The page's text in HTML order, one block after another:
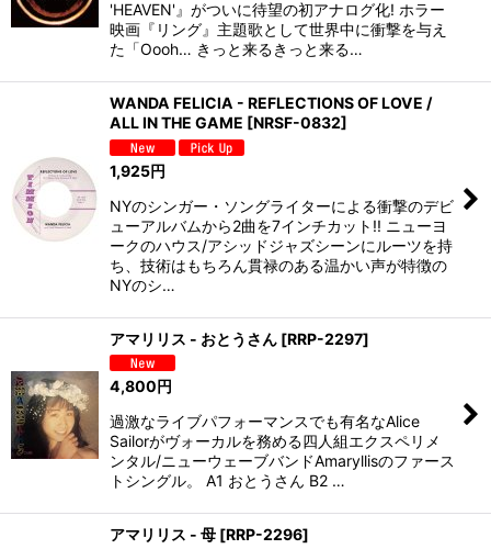
'HEAVEN'』がついに待望の初アナログ化! ホラー
映画『リング』主題歌として世界中に衝撃を与え
た「Oooh… きっと来るきっと来る…
WANDA FELICIA - REFLECTIONS OF LOVE /
ALL IN THE GAME [NRSF-0832]
1,925円
NYのシンガー・ソングライターによる衝撃のデビ
ューアルバムから2曲を7インチカット!! ニューヨ
ークのハウス/アシッドジャズシーンにルーツを持
ち、技術はもちろん貫禄のある温かい声が特徴の
NYのシ…
アマリリス - おとうさん [RRP-2297]
4,800円
過激なライブパフォーマンスでも有名なAlice
Sailorがヴォーカルを務める四人組エクスペリメ
ンタル/ニューウェーブバンドAmaryllisのファース
トシングル。 A1 おとうさん B2 …
アマリリス - 母 [RRP-2296]